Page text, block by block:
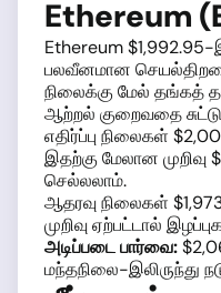
Ethereum
Ethereum $1,992.95-
பலவீனமான
நிலைக்கு மேல் தங்கத்
ஆற்றல் குறைவதை
எதிர்ப்பு நிலைகள்
இதற்கு மேலான முறிவு
செல்லலாம்.
ஆதரவு நிலைகள்
முறிவு ஏற்பட்டால்
அடிப்படை பார்வை:
மந்தநிலை-இலிருந்து